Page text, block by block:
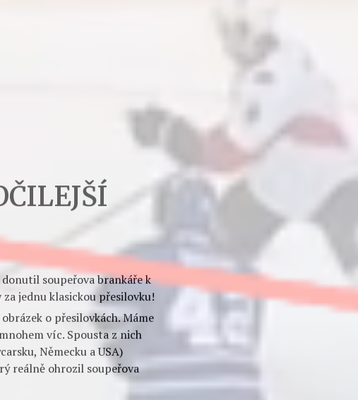
NÁROĎÁKU Z
se zas vrátila odborným
ani klasické statistiky moc
všemi týmy na MS, aby
(ze silných týmů